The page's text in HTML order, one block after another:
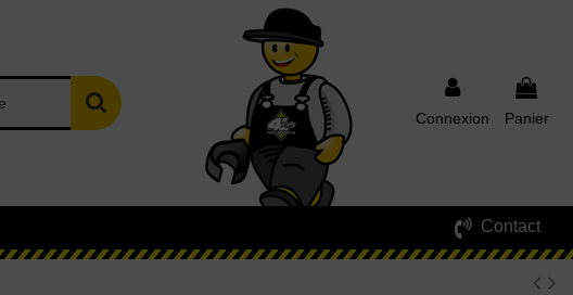
Connexion Panier
Contact